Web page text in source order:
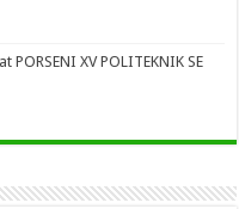
XV POLITEKNIK SE